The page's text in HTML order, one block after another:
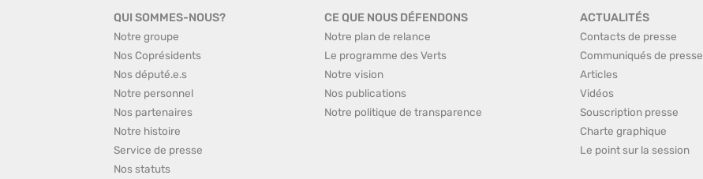
QUI SOMMES-NOUS?
Notre groupe
Nos Coprésidents
Nos député.e.s
Notre personnel
Nos partenaires
Notre histoire
Service de presse
Nos statuts
CE QUE NOUS DÉFENDONS
Notre plan de relance
Le programme des Verts
Notre vision
Nos publications
Notre politique de transparence
ACTUALITÉS
Contacts de presse
Communiqués de presse
Articles
Vidéos
Souscription presse
Charte graphique
Le point sur la session